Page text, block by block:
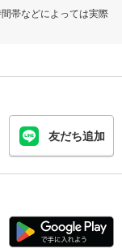
帯などによっては実際
友だち追加